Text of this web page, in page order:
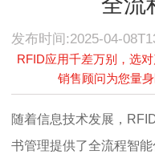
发布时间:2025-04-
RFID应用千差万别，选
销售顾问为您量
随着信息技术发展，
书管理提供了全流程智